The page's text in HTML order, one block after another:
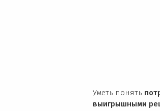
Уметь понять
выигрышными